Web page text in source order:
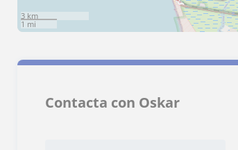
3 km
1 mi
Contacta con Oskar